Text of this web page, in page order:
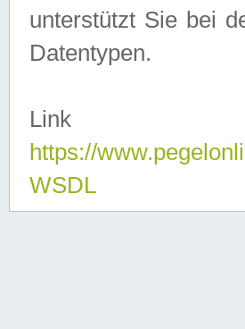
unterstützt Sie bei
Datentypen.
Link
https://
WSDL